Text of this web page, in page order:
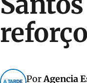
PorAgencia